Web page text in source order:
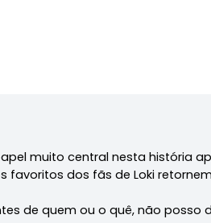
muito central nesta história
favoritos dos fãs de Loki
de quem ou o quê, não posso